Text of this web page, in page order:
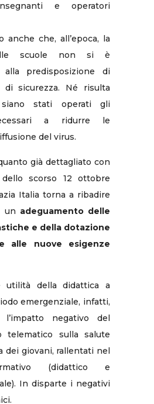
e operatori
anche che, all’epoca, la
scuole non si è
alla predisposizione di
di sicurezza. Né risulta
stati operati gli
a ridurre le
del virus.
già dettagliato con
scorso 12 ottobre
Italia torna a ribadire
un adeguamento delle
e della dotazione
alle nuove esigenze
utilità della didattica a
emergenziale, infatti,
l’impatto negativo del
telematico sulla salute
dei giovani, rallentati nel
(didattico e
In disparte i negativi